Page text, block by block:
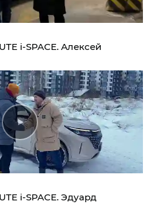
i‑SPACE. Алексей
i‑SPACE. Эдуард